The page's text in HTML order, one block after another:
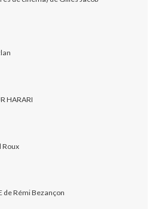
HARARI
Roux
de Rémi Bezançon